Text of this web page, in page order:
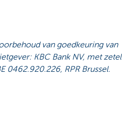
van goedkeuring van
KBC Bank NV, met zetel
0462.920.226, RPR Brussel.